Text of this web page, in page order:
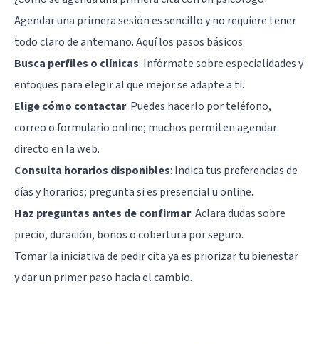
Agendar una primera sesión es sencillo y no requiere tener
todo claro de antemano. Aquí los pasos básicos:
Busca perfiles o clínicas: Infórmate sobre especialidades y
enfoques para elegir al que mejor se adapte a ti.
Elige cómo contactar: Puedes hacerlo por teléfono,
correo o formulario online; muchos permiten agendar
directo en la web.
Consulta horarios disponibles: Indica tus preferencias de
días y horarios; pregunta si es presencial u online.
Haz preguntas antes de confirmar: Aclara dudas sobre
precio, duración, bonos o cobertura por seguro.
Tomar la iniciativa de pedir cita ya es priorizar tu bienestar
y dar un primer paso hacia el cambio.